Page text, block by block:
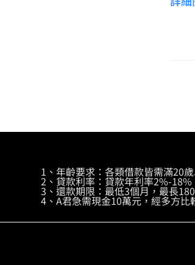
1、年齡要求：各類借款皆需滿20歲
2、貸款利率：貸款年利率2%-
3、還款期限：最低3個月，最長
4、A君急需現金10萬元，經多方